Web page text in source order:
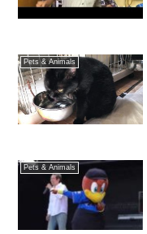
Pets & Animals
Pets & Animals